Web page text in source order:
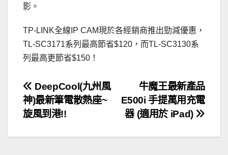
影。
TP-LINK全線IP CAM現於各經銷商推出勁減優惠，
TL-SC3171系列最高節省$120，而TL-SC3130系
列最高更節省$150！
文
章
導
牛魔王最新產品
E500i 手提萬用充電
器 (適用於 iPad)
DeepCool(九州風
神)最新筆電散熱座~
旋風到港!!